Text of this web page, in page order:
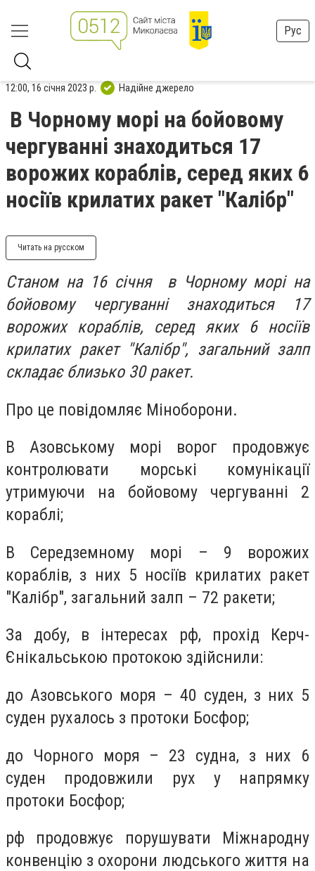
Рус
12:00, 16 січня 2023 р. Надійне джерело
В Чорному морі на бойовому
чергуванні знаходиться 17
ворожих кораблів, серед яких 6
носіїв крилатих ракет "Калібр"
Читать на русском
Станом на 16 січня в Чорному морі на
бойовому чергуванні знаходиться 17
ворожих кораблів, серед яких 6 носіїв
крилатих ракет "Калібр", загальний залп
складає близько 30 ракет.
Про це повідомляє Міноборони.
В Азовському морі ворог продовжує
контролювати морські комунікації
утримуючи на бойовому чергуванні 2
кораблі;
В Середземному морі – 9 ворожих
кораблів, з них 5 носіїв крилатих ракет
"Калібр", загальний залп – 72 ракети;
За добу, в інтересах рф, прохід Керч-
Єнікальською протокою здійснили:
до Азовського моря – 40 суден, з них 5
суден рухалось з протоки Босфор;
до Чорного моря – 23 судна, з них 6
суден продовжили рух у напрямку
протоки Босфор;
рф продовжує порушувати Міжнародну
конвенцію з охорони людського життя на